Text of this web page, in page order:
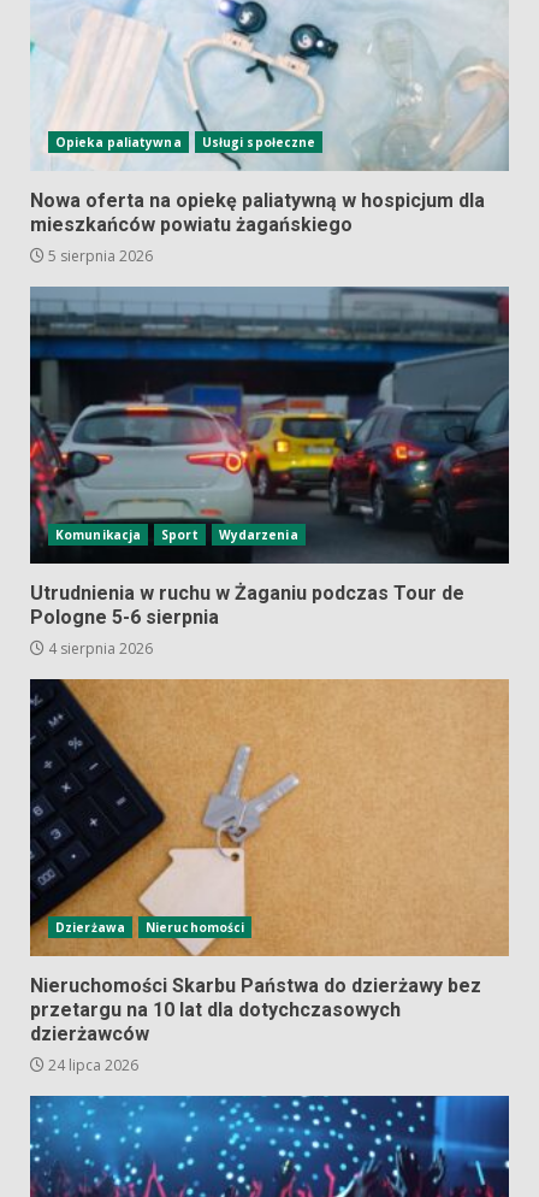
Opieka paliatywna Usługi społeczne
Nowa oferta na opiekę paliatywną w hospicjum dla
mieszkańców powiatu żagańskiego
5 sierpnia 2026
Komunikacja Sport Wydarzenia
Utrudnienia w ruchu w Żaganiu podczas Tour de
Pologne 5-6 sierpnia
4 sierpnia 2026
Dzierżawa Nieruchomości
Nieruchomości Skarbu Państwa do dzierżawy bez
przetargu na 10 lat dla dotychczasowych
dzierżawców
24 lipca 2026